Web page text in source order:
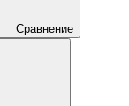
Сравнение